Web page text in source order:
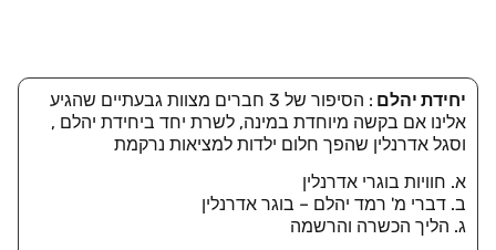
יחידת יהלם
: הסיפור של 3 חברים מצוות גבעתיים שהגיע
אלינו אם בקשה מיוחדת במינה, לשרת יחד ביחידת יהלם ,
וסגל אדרנלין שהפך חלום ילדות למציאות נרקמת
א. חוויות בוגרי אדרנלין
ב. דברי מ' רמד יהלם – בוגר אדרנלין
ג. הליך הכשרה והרשמה